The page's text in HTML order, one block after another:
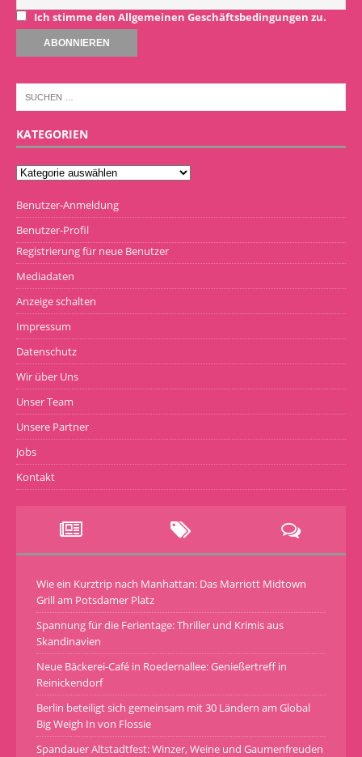
Ich stimme den Allgemeinen Geschäftsbedingungen zu.
KATEGORIEN
Benutzer-Anmeldung
Benutzer-Profil
Registrierung für neue Benutzer
Mediadaten
Anzeige schalten
Impressum
Datenschutz
Wir über Uns
Unser Team
Unsere Partner
Jobs
Kontakt
Wie ein Kurztrip nach Manhattan: Das Marriott Midtown
Grill am Potsdamer Platz
Spannung für die Ferientage: Thriller und Krimis aus
Skandinavien
Neue Bäckerei-Café in Roedernallee: Genießertreff in
Reinickendorf
Berlin beteiligt sich gemeinsam mit 30 Ländern am Global
Big Weigh In von Flossie
Spandauer Altstadtfest: Winzer, Weine und Gaumenfreuden